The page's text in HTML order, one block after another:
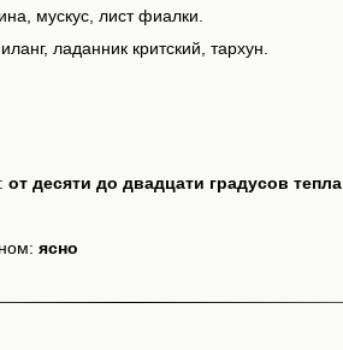
мускус, лист фиалки.
ладанник критский, тархун.
от десяти до двадцати градусов тепла
ясно